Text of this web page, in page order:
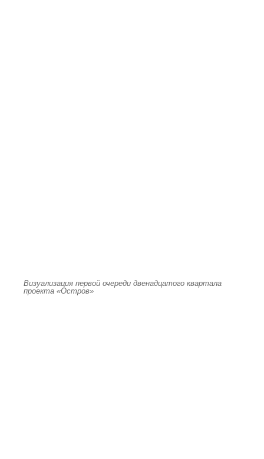
Визуализация первой очереди двенадцатого квартала
проекта «Остров»